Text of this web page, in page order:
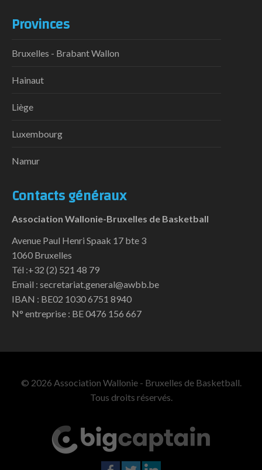
Provinces
Bruxelles - Brabant Wallon
Hainaut
Liège
Luxembourg
Namur
Contacts généraux
Association Wallonie-Bruxelles de Basketball
Avenue Paul Henri Spaak 17 bte 3
1060 Bruxelles
Tél :+32 (2) 521 48 79
Email : secretariat.general@awbb.be
IBAN : BE02 1030 6751 8940
N° entreprise : BE 0476 156 667
© 2026 Association Wallonie - Bruxelles de Basketball.
Tous droits réservés.